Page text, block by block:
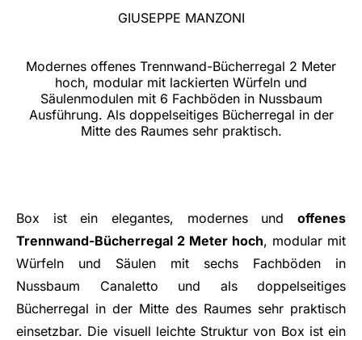
GIUSEPPE MANZONI
Modernes offenes Trennwand-Bücherregal 2 Meter
hoch, modular mit lackierten Würfeln und
Säulenmodulen mit 6 Fachböden in Nussbaum
Ausführung. Als doppelseitiges Bücherregal in der
Mitte des Raumes sehr praktisch.
Box ist ein elegantes, modernes und offenes
Trennwand-Bücherregal 2 Meter hoch, modular mit
Würfeln und Säulen mit sechs Fachböden in
Nussbaum Canaletto und als doppelseitiges
Bücherregal in der Mitte des Raumes sehr praktisch
einsetzbar. Die visuell leichte Struktur von Box ist ein